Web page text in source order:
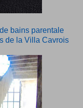
bains parentale
de la Villa Cavrois